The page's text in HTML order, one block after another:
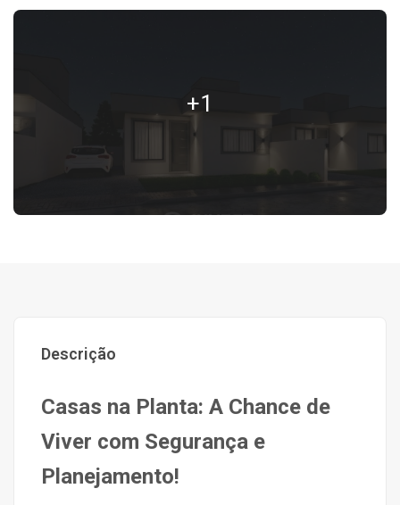
+1
Descrição
Casas na Planta: A Chance de
Viver com Segurança e
Planejamento!